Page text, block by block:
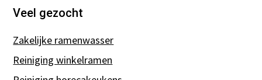
Veel gezocht
Zakelijke ramenwasser
Reiniging winkelramen